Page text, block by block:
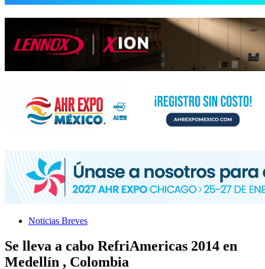
Noticias Breves
Se lleva a cabo RefriAmericas 2014 en
Medellín , Colombia